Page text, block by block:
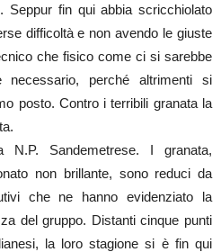
Seppur fin qui abbia scricchiolato
difficoltà e non avendo le giuste
che fisico come ci si sarebbe
necessario, perché altrimenti si
posto. Contro i terribili granata la
Sandemetrese. I granata,
non brillante, sono reduci da
che ne hanno evidenziato la
del gruppo. Distanti cinque punti
la loro stagione si è fin qui